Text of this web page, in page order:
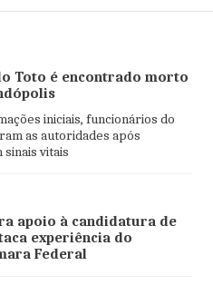
Toto é encontrado morto
iniciais, funcionários do
as autoridades após
vitais
apoio à candidatura de
experiência do
Federal